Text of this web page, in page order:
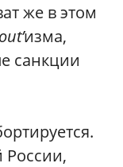
же в этом
изма,
санкции
России,